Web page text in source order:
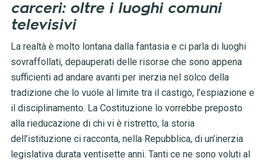
carceri: oltre i luoghi comuni
televisivi
La realtà è molto lontana dalla fantasia e ci parla di luoghi
sovraffollati, depauperati delle risorse che sono appena
sufficienti ad andare avanti per inerzia nel solco della
tradizione che lo vuole al limite tra il castigo, l’espiazione e
il disciplinamento. La Costituzione lo vorrebbe preposto
alla rieducazione di chi vi è ristretto, la storia
dell’istituzione ci racconta, nella Repubblica, di un’inerzia
legislativa durata ventisette anni. Tanti ce ne sono voluti al